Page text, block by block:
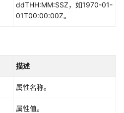
ddTHH:MM:SSZ，如1970-01-
01T00:00:00Z。
描述
属性名称。
属性值。